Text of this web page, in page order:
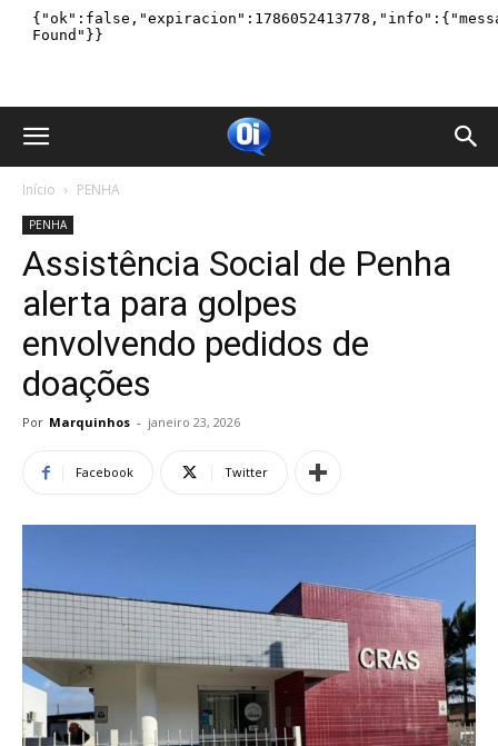
Início PENHA
PENHA
Assistência Social de Penha
alerta para golpes
envolvendo pedidos de
doações
Por Marquinhos - janeiro 23, 2026
Facebook Twitter